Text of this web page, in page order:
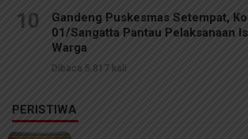
10
Gandeng Puskesmas Setempat,
01/Sangatta Pantau Pelaksanaan
Warga
Dibaca 5.817 kali
PERISTIWA